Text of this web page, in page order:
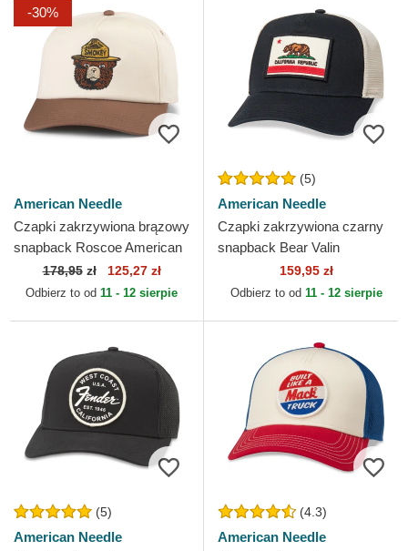
-30%
American Needle
Czapki zakrzywiona brązowy
snapback Roscoe American
Needle178,95zł 125,27 zł
Odbierz to od 11 - 12 sierpie
(5)
American Needle
Czapki zakrzywiona czarny
snapback Bear Valin
American Needle
159,95 zł
Odbierz to od 11 - 12 sierpie
(5)
American Needle
(4.3)
American Needle